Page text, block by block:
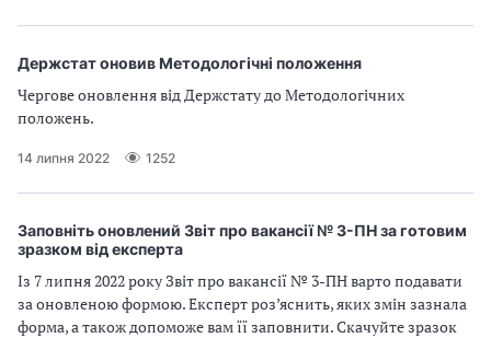
Держстат оновив Методологічні положення
Чергове оновлення від Держстату до Методологічних
положень.
14 липня 2022 1252
Заповніть оновлений Звіт про вакансії № 3-ПН за готовим
зразком від експерта
Із 7 липня 2022 року Звіт про вакансії № 3-ПН варто подавати
за оновленою формою. Експерт роз’яснить, яких змін зазнала
форма, а також допоможе вам її заповнити. Скачуйте зразок